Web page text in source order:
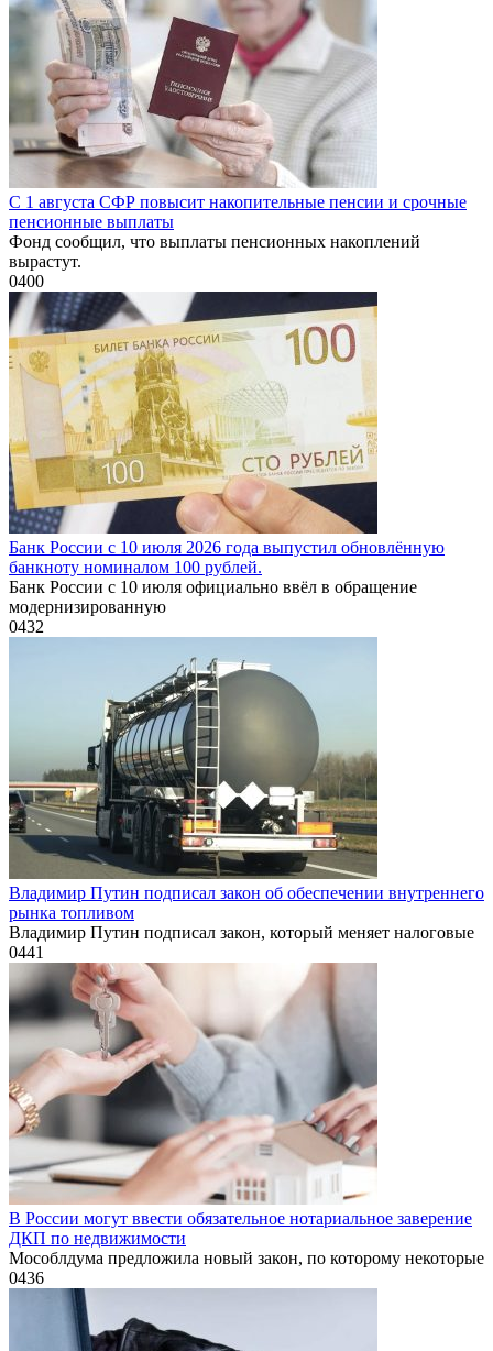
С 1 августа СФР повысит накопительные пенсии и срочные
пенсионные выплаты
Фонд сообщил, что выплаты пенсионных накоплений
вырастут.
0400
Банк России с 10 июля 2026 года выпустил обновлённую
банкноту номиналом 100 рублей.
Банк России с 10 июля официально ввёл в обращение
модернизированную
0432
Владимир Путин подписал закон об обеспечении внутреннего
рынка топливом
Владимир Путин подписал закон, который меняет налоговые
0441
В России могут ввести обязательное нотариальное заверение
ДКП по недвижимости
Мособлдума предложила новый закон, по которому некоторые
0436